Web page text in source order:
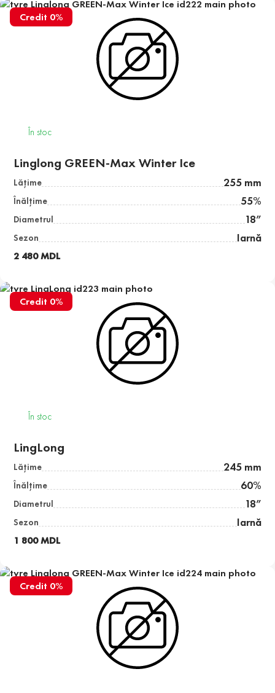
Credit 0%
În stoc
Linglong GREEN-Max Winter Ice
Lăţime 255 mm
Înălţime 55%
Diametrul 18”
Sezon Iarnă
2 480 MDL
Credit 0%
În stoc
LingLong
Lăţime 245 mm
Înălţime 60%
Diametrul 18”
Sezon Iarnă
1 800 MDL
Credit 0%